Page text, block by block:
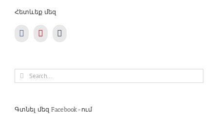
Հետևեք մեզ
Search
for:
Գտնել մեզ Facebook-ում